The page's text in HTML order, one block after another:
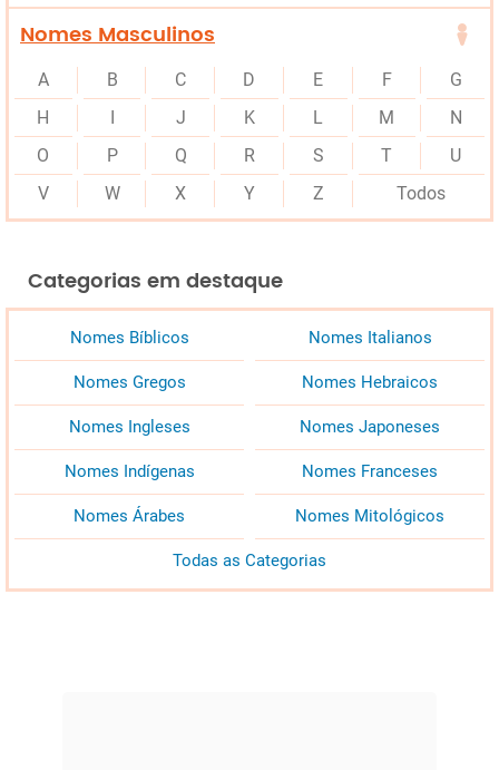
Nomes Masculinos
A B C D E F
G
H
I J K L M
N
O
P Q R S T
U
V
W X Y Z Todos
Categorias em destaque
Nomes Bíblicos Nomes Italianos
Nomes Gregos Nomes Hebraicos
Nomes Ingleses Nomes Japoneses
Nomes Indígenas Nomes Franceses
Nomes Árabes Nomes Mitológicos
Todas as Categorias